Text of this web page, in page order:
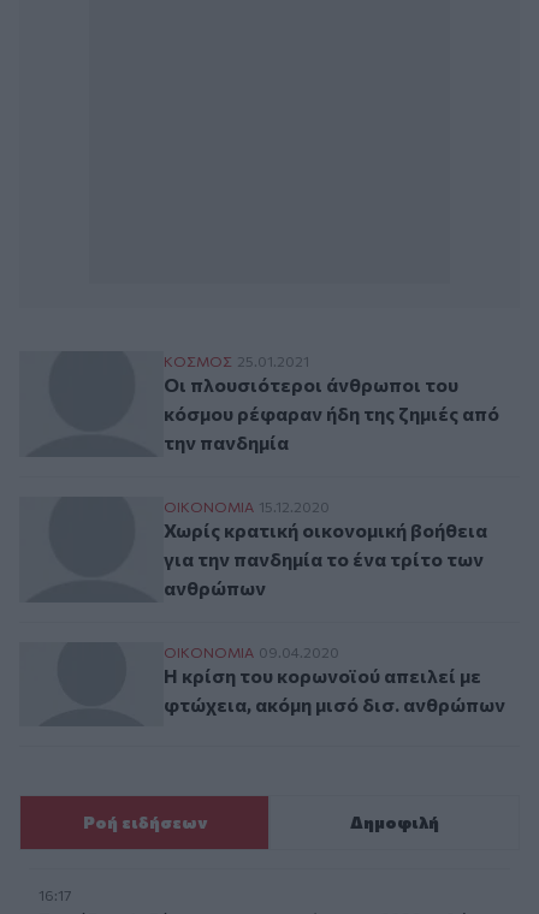
Οι πλουσιότεροι άνθρωποι του κόσμου
ΚΟΣΜΟΣ 25.01.2021
Οι πλουσιότεροι άνθρωποι του
κόσμου ρέφαραν ήδη της ζημιές από
την πανδημία
Χωρίς κρατική οικονομική βοήθεια για
ΟΙΚΟΝΟΜΙΑ 15.12.2020
Χωρίς κρατική οικονομική βοήθεια
για την πανδημία το ένα τρίτο των
ανθρώπων
Η κρίση του κορωνοϊού απειλεί με
ΟΙΚΟΝΟΜΙΑ 09.04.2020
Η κρίση του κορωνοϊού απειλεί με
φτώχεια, ακόμη μισό δισ. ανθρώπων
Ροή ειδήσεων Δημοφιλή
16:17